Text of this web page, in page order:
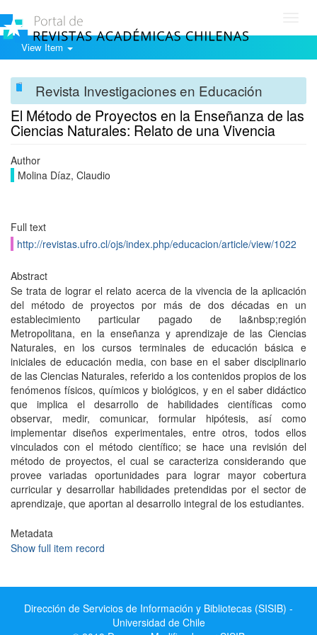
View Item
Revista Investigaciones en Educación
El Método de Proyectos en la Enseñanza de las
Ciencias Naturales: Relato de una Vivencia
Author
Molina Díaz, Claudio
Full text
http://revistas.ufro.cl/ojs/index.php/educacion/article/view/1022
Abstract
Se trata de lograr el relato acerca de la vivencia de la aplicación
del método de proyectos por más de dos décadas en un
establecimiento particular pagado de la&nbsp;región
Metropolitana, en la enseñanza y aprendizaje de las Ciencias
Naturales, en los cursos terminales de educación básica e
iniciales de educación media, con base en el saber disciplinario
de las Ciencias Naturales, referido a los contenidos propios de los
fenómenos físicos, químicos y biológicos, y en el saber didáctico
que implica el desarrollo de habilidades científicas como
observar, medir, comunicar, formular hipótesis, así como
implementar diseños experimentales, entre otros, todos ellos
vinculados con el método científico; se hace una revisión del
método de proyectos, el cual se caracteriza considerando que
provee variadas oportunidades para lograr mayor cobertura
curricular y desarrollar habilidades pretendidas por el sector de
aprendizaje, que aportan al desarrollo integral de los estudiantes.
Metadata
Show full item record
Dirección de Servicios de Información y Bibliotecas (SISIB) -
Universidad de Chile